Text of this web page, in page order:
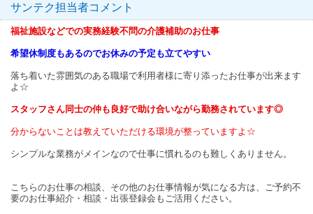
サンテク担当者コメント
福祉施設などでの実務経験不問の介護補助のお仕事
希望休制度もあるのでお休みの予定も立てやすい
落ち着いた雰囲気のある職場で利用者様に寄り添ったお仕事が出来ます
よ☆
スタッフさん同士の仲も良好で助け合いながら勤務されています◎
分からないことは教えていただける環境が整っていますよ☆
シンプルな業務がメインなので仕事に慣れるのも難しくありません。
こちらのお仕事の相談、その他のお仕事情報が気になる方は、ご予約不
要のお仕事紹介・相談・出張登録会もご活用ください。